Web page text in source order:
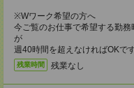
※Wワーク希望の方へ
今ご覧のお仕事で希望する勤
が
週40時間を超えなければOKです
残業時間 残業なし